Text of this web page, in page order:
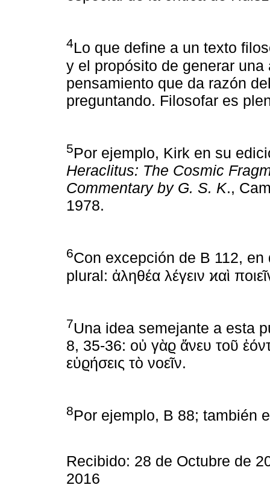
4Lo que define a un texto
y el propósito de generar
pensamiento que da razón
preguntando. Filosofar es
5Por ejemplo, Kirk en su
Heraclitus: The Cosmic
Commentary by G. S. K.,
1978.
6Con excepción de B 112,
plural: ἀληθέα λέγειν ϰαὶ
7Una idea semejante a esta
8, 35-36: οὐ γὰϱ ἄνευ τοῦ
εὑϱήσεις τὸ νοεῖν.
8Por ejemplo, B 88; también
Recibido: 28 de Octubre de
2016